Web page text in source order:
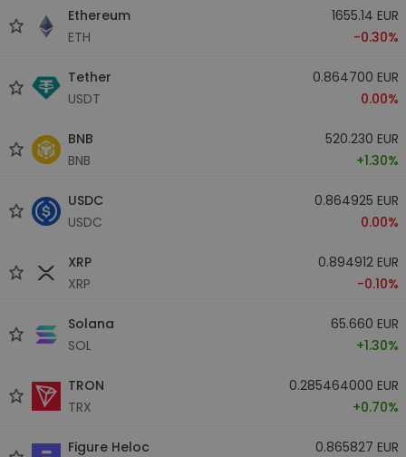
Ethereum
ETH
1655.14 EUR
-0.30%
Tether
USDT
0.864700 EUR
0.00%
BNB
BNB
520.230 EUR
+1.30%
USDC
USDC
0.864925 EUR
0.00%
XRP
XRP
0.894912 EUR
-0.10%
Solana
SOL
65.660 EUR
+1.30%
TRON
TRX
0.285464000 EUR
+0.70%
Figure Heloc
0.865827 EUR